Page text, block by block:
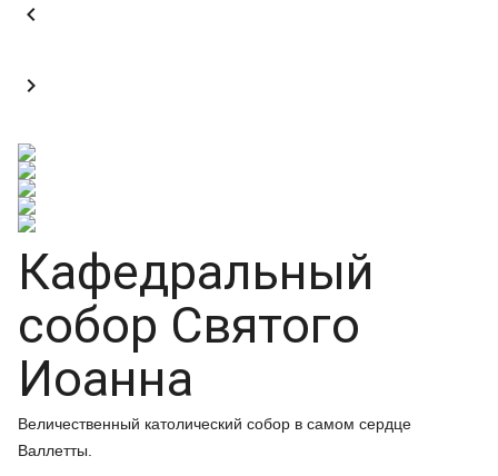


Кафедральный
собор Святого
Иоанна
Величественный католический собор в самом сердце
Валлетты.